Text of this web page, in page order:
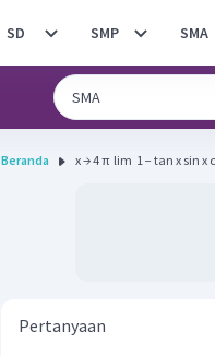
SD SMP SMA
Beranda x → 4 π ​ lim ​ 1 − tan x sin x
Pertanyaan